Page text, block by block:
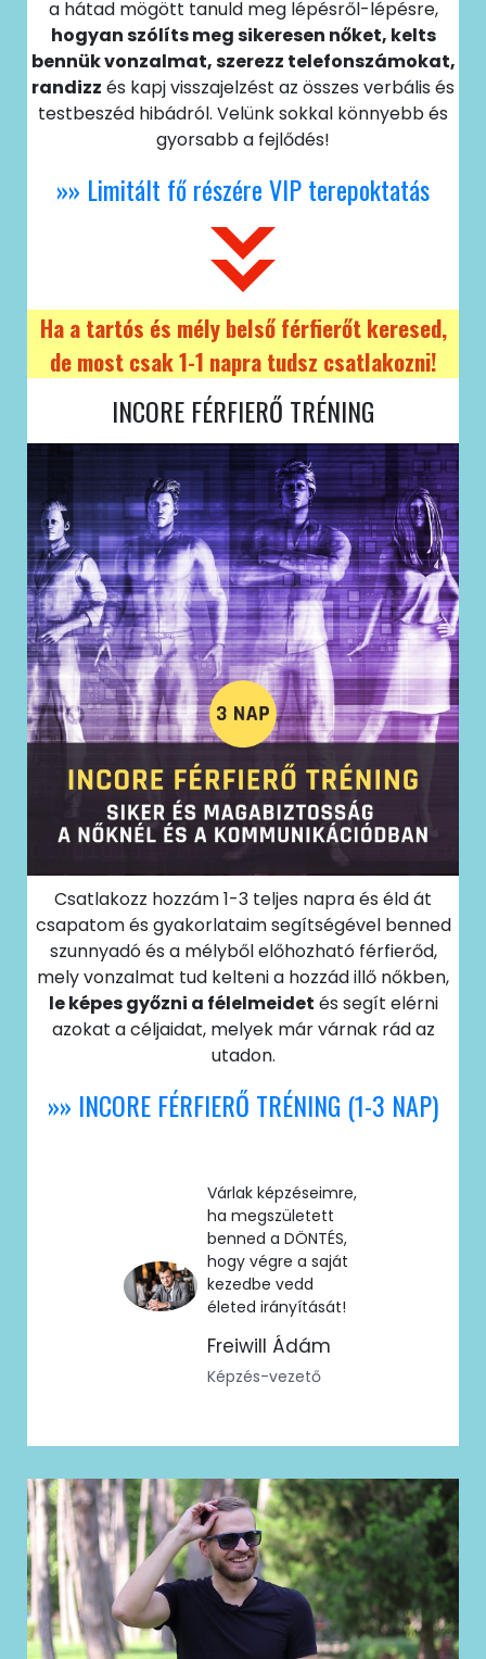
a hátad mögött tanuld meg lépésről-lépésre,
hogyan szólíts meg sikeresen nőket, kelts
bennük vonzalmat, szerezz telefonszámokat,
randizz és kapj visszajelzést az összes verbális és
testbeszéd hibádról. Velünk sokkal könnyebb és
gyorsabb a fejlődés!
»» Limitált fő részére VIP terepoktatás
Ha a tartós és mély belső férfierőt keresed,
de most csak 1-1 napra tudsz csatlakozni!
INCORE FÉRFIERŐ TRÉNING
Csatlakozz hozzám 1-3 teljes napra és éld át
csapatom és gyakorlataim segítségével benned
szunnyadó és a mélyből előhozható férfierőd,
mely vonzalmat tud kelteni a hozzád illő nőkben,
le képes győzni a félelmeidet és segít elérni
azokat a céljaidat, melyek már várnak rád az
utadon.
»» INCORE FÉRFIERŐ TRÉNING (1-3 NAP)
Várlak képzéseimre,
ha megszületett
benned a DÖNTÉS,
hogy végre a saját
kezedbe vedd
életed irányítását!
Freiwill Ádám
Képzés-vezető